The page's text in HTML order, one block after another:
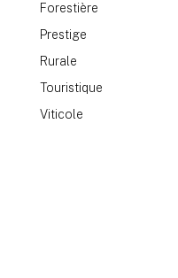
Forestière
Prestige
Rurale
Touristique
Viticole